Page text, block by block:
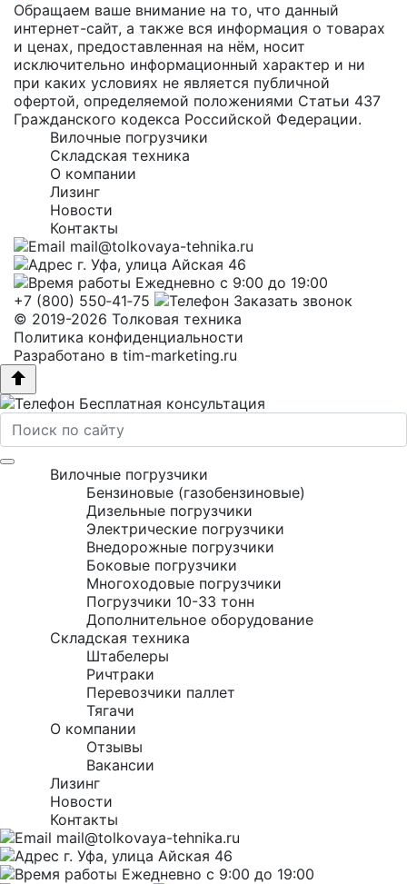
Обращаем ваше внимание на то, что данный
интернет-сайт, а также вся информация о товарах
и ценах, предоставленная на нём, носит
исключительно информационный характер и ни
при каких условиях не является публичной
офертой, определяемой положениями Статьи 437
Гражданского кодекса Российской Федерации.
Вилочные погрузчики
Складская техника
О компании
Лизинг
Новости
Контакты
mail@tolkovaya-tehnika.ru
г. Уфа, улица Айская 46
Ежедневно с 9:00 до 19:00
+7 (800) 550‑41‑75
Заказать звонок
© 2019-2026 Толковая техника
Политика конфиденциальности
Разработано в tim-marketing.ru
Бесплатная консультация
Вилочные погрузчики
Бензиновые (газобензиновые)
Дизельные погрузчики
Электрические погрузчики
Внедорожные погрузчики
Боковые погрузчики
Многоходовые погрузчики
Погрузчики 10-33 тонн
Дополнительное оборудование
Складская техника
Штабелеры
Ричтраки
Перевозчики паллет
Тягачи
О компании
Отзывы
Вакансии
Лизинг
Новости
Контакты
mail@tolkovaya-tehnika.ru
г. Уфа, улица Айская 46
Ежедневно с 9:00 до 19:00